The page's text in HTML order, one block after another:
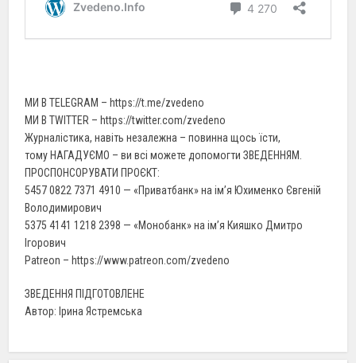
МИ В TELEGRAM – https://t.me/zvedeno
МИ В TWITTER – https://twitter.com/zvedeno
Журналістика, навіть незалежна – повинна щось їсти,
тому НАГАДУЄМО – ви всі можете допомогти ЗВЕДЕННЯМ.
ПРОСПОНСОРУВАТИ ПРОЄКТ:
5457 0822 7371 4910 — «Приватбанк» на ім’я Юхименко Євгеній
Володимирович
5375 4141 1218 2398 — «Монобанк» на ім’я Кияшко Дмитро
Ігорович
Patreon – https://www.patreon.com/zvedeno
ЗВЕДЕННЯ ПІДГОТОВЛЕНЕ
Автор: Ірина Ястремська